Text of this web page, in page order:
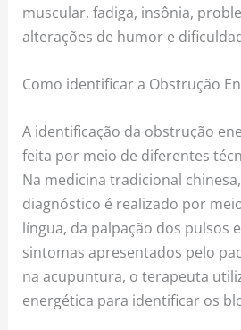
muscular, fadiga, insônia,
alterações de humor e
Como identificar a Obstrução
A identificação da obstrução
feita por meio de diferentes
Na medicina tradicional
diagnóstico é realizado por
língua, da palpação dos pulsos
sintomas apresentados pelo
na acupuntura, o terapeuta
energética para identificar os